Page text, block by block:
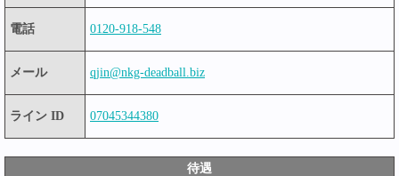
電話 0120-918-548
メール qjin@nkg-deadball.biz
ライン ID 07045344380
待遇